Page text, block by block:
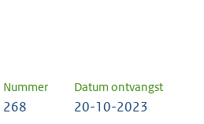
Nummer Datum ontvangst
268 20-10-2023